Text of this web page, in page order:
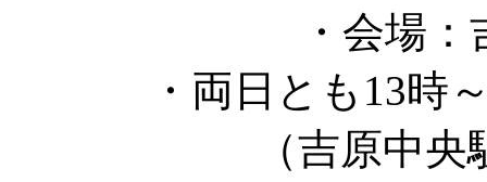
・会場
・両日とも13時
（吉原中央